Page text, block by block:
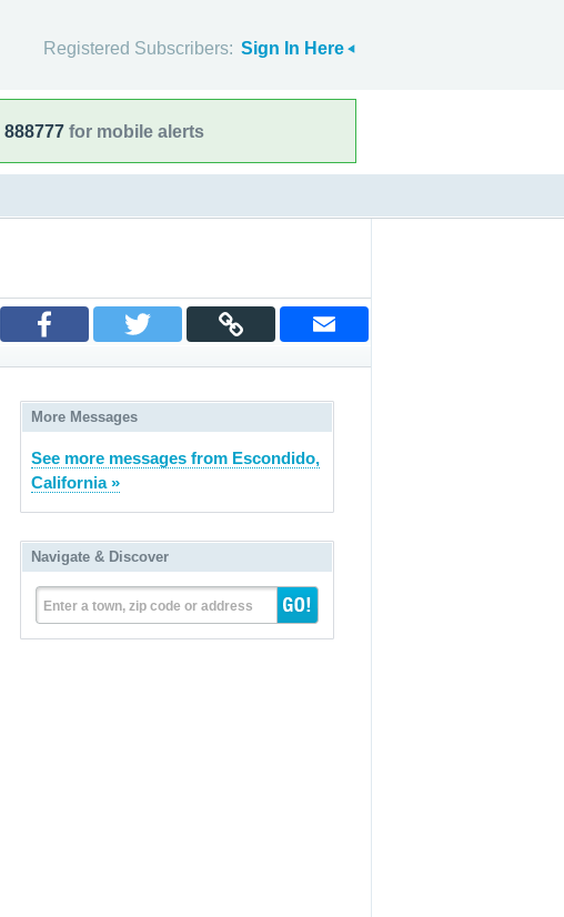
Registered Subscribers: Sign In Here
888777 for mobile alerts
More Messages
See more messages from Escondido,
California »
Navigate & Discover
Enter a town, zip code or address